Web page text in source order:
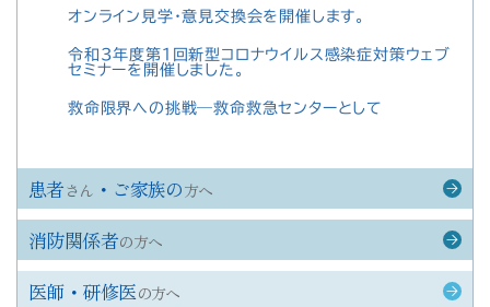
オンライン見学・意見交換会を開催します。
令和３年度第１回新型コロナウイルス感染症対策ウェブ
セミナーを開催しました。
救命限界への挑戦—救命救急センターとして
患者さん ・ご家族の方へ
消防関係者の方へ
医師・研修医の方へ